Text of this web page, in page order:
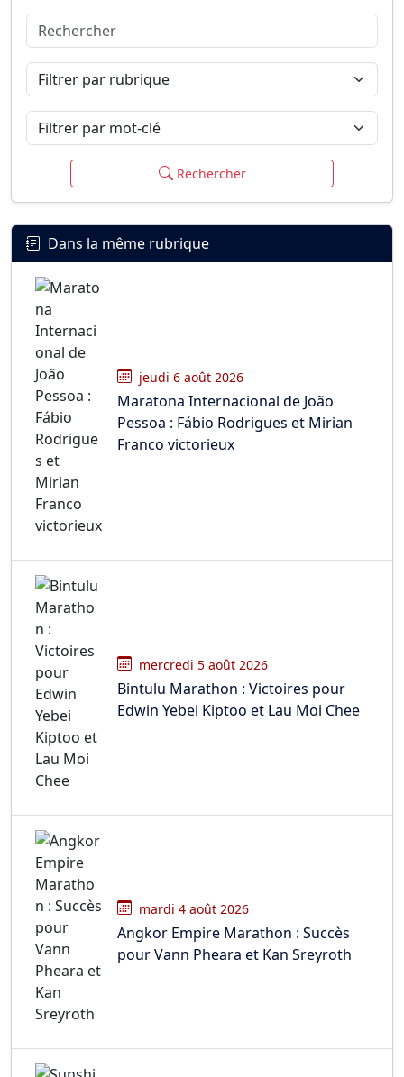
Connexion
Rechercher
Filtrer par rubrique
Filtrer par mot-clé
Rechercher
Dans la même rubrique
jeudi 6 août 2026
Maratona Internacional de João
Pessoa : Fábio Rodrigues et Mirian
Franco victorieux
mercredi 5 août 2026
Bintulu Marathon : Victoires pour
Edwin Yebei Kiptoo et Lau Moi Chee
mardi 4 août 2026
Angkor Empire Marathon : Succès
pour Vann Pheara et Kan Sreyroth